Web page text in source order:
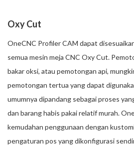
Oxy Cut
OneCNC Profiler CAM dapat
semua mesin meja CNC Oxy Cut.
bakar oksi, atau pemotongan api,
pemotongan tertua yang dapat
umumnya dipandang sebagai proses
dan barang habis pakai relatif murah.
kemudahan penggunaan dengan
pengaturan pos yang dikonfigurasi